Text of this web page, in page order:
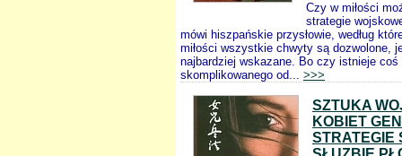
Czy w miłości
strategie
mówi hiszpańskie przysłowie, według
miłości wszystkie chwyty są dozwolone,
najbardziej wskazane. Bo czy istnieje coś
skomplikowanego od... >>>
SZTUKA
KOBIET
STRATEGIE